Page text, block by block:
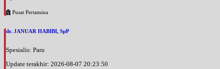
Pusat Pertamina
dr. JANUAR HABIBI, SpP
Spesialis: Paru
Update terakhir: 2026-08-07 20:23:50